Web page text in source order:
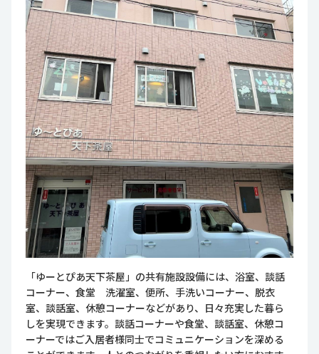
「ゆーとぴあ天下茶屋」の共有施設設備には、浴室、談話
コーナー、食堂 洗濯室、便所、手洗いコーナー、脱衣
室、談話室、休憩コーナーなどがあり、日々充実した暮ら
しを実現できます。談話コーナーや食堂、談話室、休憩コ
ーナーではご入居者様同士でコミュニケーションを深める